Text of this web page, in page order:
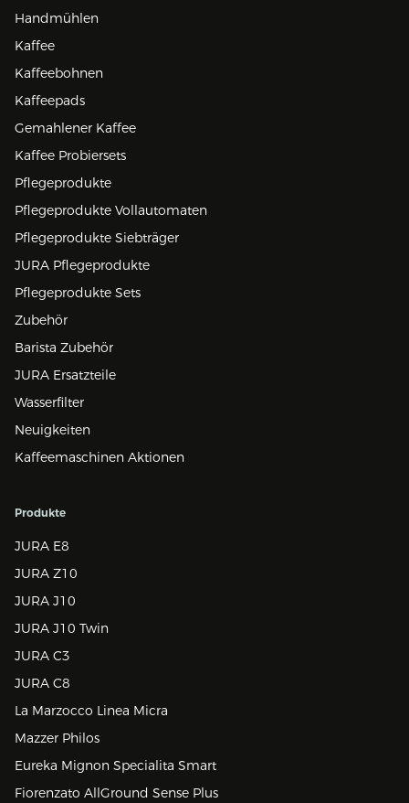
Handmühlen
Kaffee
Kaffeebohnen
Kaffeepads
Gemahlener Kaffee
Kaffee Probiersets
Pflegeprodukte
Pflegeprodukte Vollautomaten
Pflegeprodukte Siebträger
JURA Pflegeprodukte
Pflegeprodukte Sets
Zubehör
Barista Zubehör
JURA Ersatzteile
Wasserfilter
Neuigkeiten
Kaffeemaschinen Aktionen
Produkte
JURA E8
JURA Z10
JURA J10
JURA J10 Twin
JURA C3
JURA C8
La Marzocco Linea Micra
Mazzer Philos
Eureka Mignon Specialita Smart
Fiorenzato AllGround Sense Plus